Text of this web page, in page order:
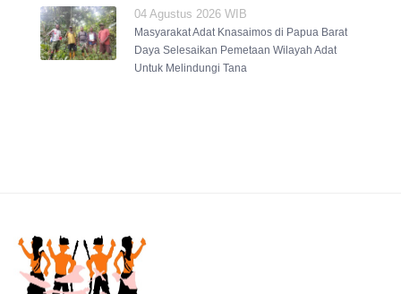
04 Agustus 2026 WIB
Masyarakat Adat Knasaimos di Papua Barat
Daya Selesaikan Pemetaan Wilayah Adat
Untuk Melindungi Tana